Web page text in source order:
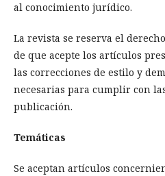
al conocimiento jurídico.
La revista se reserva el
de que acepte los artículos
las correcciones de estilo y
necesarias para cumplir con
publicación.
Temáticas
Se aceptan artículos